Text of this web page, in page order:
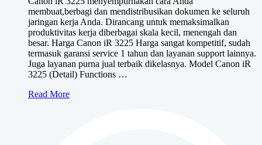
Rp11,000,000.adalah:
Rp9,500,000.
membuat,berbagi dan mendistribusikan dokumen ke seluruh
jaringan kerja Anda. Dirancang untuk memaksimalkan
produktivitas kerja diberbagai skala kecil, menengah dan
besar. Harga Canon iR 3225 Harga sangat kompetitif, sudah
termasuk garansi service 1 tahun dan layanan support lainnya.
Juga layanan purna jual terbaik dikelasnya. Model Canon iR
3225 (Detail) Functions …
Canon
Read More